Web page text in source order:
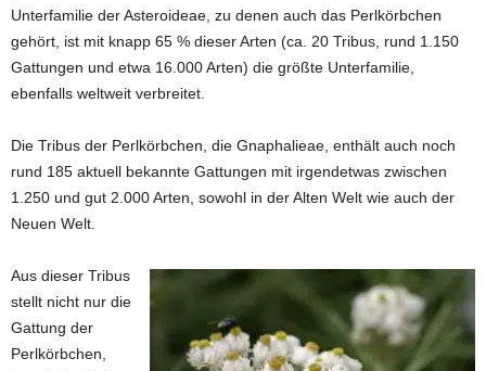
Unterfamilie der Asteroideae, zu denen auch das Perlkörbchen
gehört, ist mit knapp 65 % dieser Arten (ca. 20 Tribus, rund 1.150
Gattungen und etwa 16.000 Arten) die größte Unterfamilie,
ebenfalls weltweit verbreitet.
Die Tribus der Perlkörbchen, die Gnaphalieae, enthält auch noch
rund 185 aktuell bekannte Gattungen mit irgendetwas zwischen
1.250 und gut 2.000 Arten, sowohl in der Alten Welt wie auch der
Neuen Welt.
Aus dieser Tribus
stellt nicht nur die
Gattung der
Perlkörbchen,